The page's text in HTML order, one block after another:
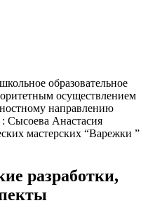
образовательное
осуществлением
направлению
Сысоева Анастасия
мастерских “Варежки ”
разработки,